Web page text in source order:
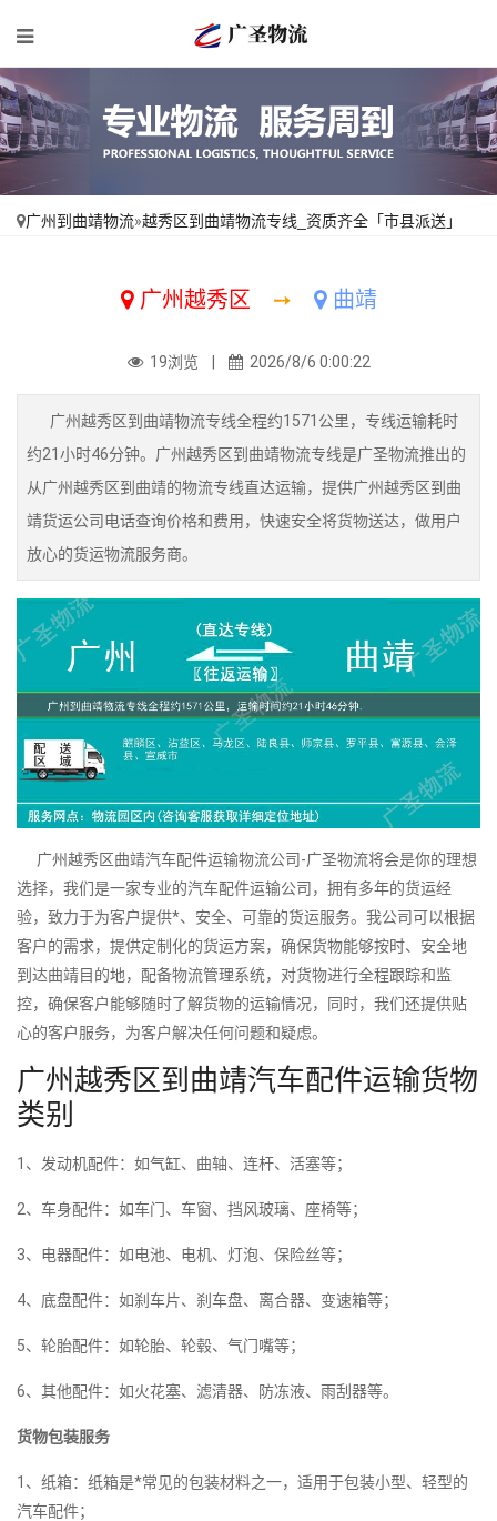
广州到曲靖物流»越秀区到曲靖物流专线_资质齐全「市县派送」
广州越秀区 ➙ 曲靖
19浏览 | 2026/8/6 0:00:22
广州越秀区到曲靖物流专线全程约1571公里，专线运输耗时
约21小时46分钟。广州越秀区到曲靖物流专线是广圣物流推出的
从广州越秀区到曲靖的物流专线直达运输，提供广州越秀区到曲
靖货运公司电话查询价格和费用，快速安全将货物送达，做用户
放心的货运物流服务商。
广州越秀区曲靖汽车配件运输物流公司-广圣物流将会是你的理想
选择，我们是一家专业的汽车配件运输公司，拥有多年的货运经
验，致力于为客户提供*、安全、可靠的货运服务。我公司可以根据
客户的需求，提供定制化的货运方案，确保货物能够按时、安全地
到达曲靖目的地，配备物流管理系统，对货物进行全程跟踪和监
控，确保客户能够随时了解货物的运输情况，同时，我们还提供贴
心的客户服务，为客户解决任何问题和疑虑。
广州越秀区到曲靖汽车配件运输货物
类别
1、发动机配件：如气缸、曲轴、连杆、活塞等；
2、车身配件：如车门、车窗、挡风玻璃、座椅等；
3、电器配件：如电池、电机、灯泡、保险丝等；
4、底盘配件：如刹车片、刹车盘、离合器、变速箱等；
5、轮胎配件：如轮胎、轮毂、气门嘴等；
6、其他配件：如火花塞、滤清器、防冻液、雨刮器等。
货物包装服务
1、纸箱：纸箱是*常见的包装材料之一，适用于包装小型、轻型的
汽车配件；